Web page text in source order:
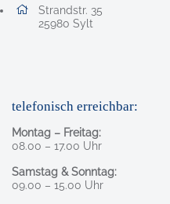
Adresse:
Strandstr. 35
25980 , 2 5 9 8 0
Sylt
telefonisch erreichbar:
Montag – Freitag:
08.00 – 17.00 Uhr
Samstag & Sonntag:
09.00 – 15.00 Uhr